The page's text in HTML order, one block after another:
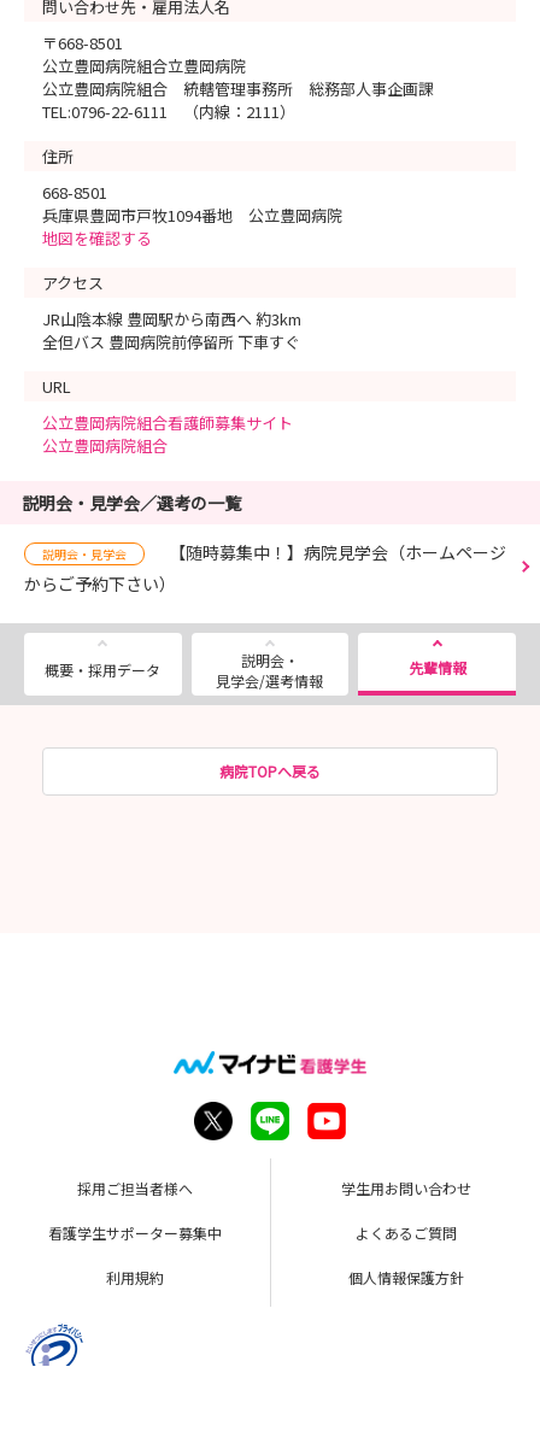
問い合わせ先・雇用法人名
〒668-8501
公立豊岡病院組合立豊岡病院
公立豊岡病院組合 統轄管理事務所 総務部人事企画課
TEL:0796-22-6111 （内線：2111）
住所
668-8501
兵庫県豊岡市戸牧1094番地 公立豊岡病院
地図を確認する
アクセス
JR山陰本線 豊岡駅から南西へ 約3km
全但バス 豊岡病院前停留所 下車すぐ
URL
公立豊岡病院組合看護師募集サイト
公立豊岡病院組合
説明会・見学会／選考の一覧
説明会・見学会
【随時募集中！】病院見学会（ホームページ
からご予約下さい）
概要・採用データ
説明会・
見学会/選考情報
先輩情報
病院TOPへ戻る
採用ご担当者様へ 学生用お問い合わせ
看護学生サポーター募集中 よくあるご質問
利用規約 個人情報保護方針